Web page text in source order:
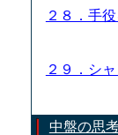
２８．手
２９．シ
中盤の思